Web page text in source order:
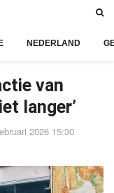
NEDERLAND
van
langer’
2026 15:30